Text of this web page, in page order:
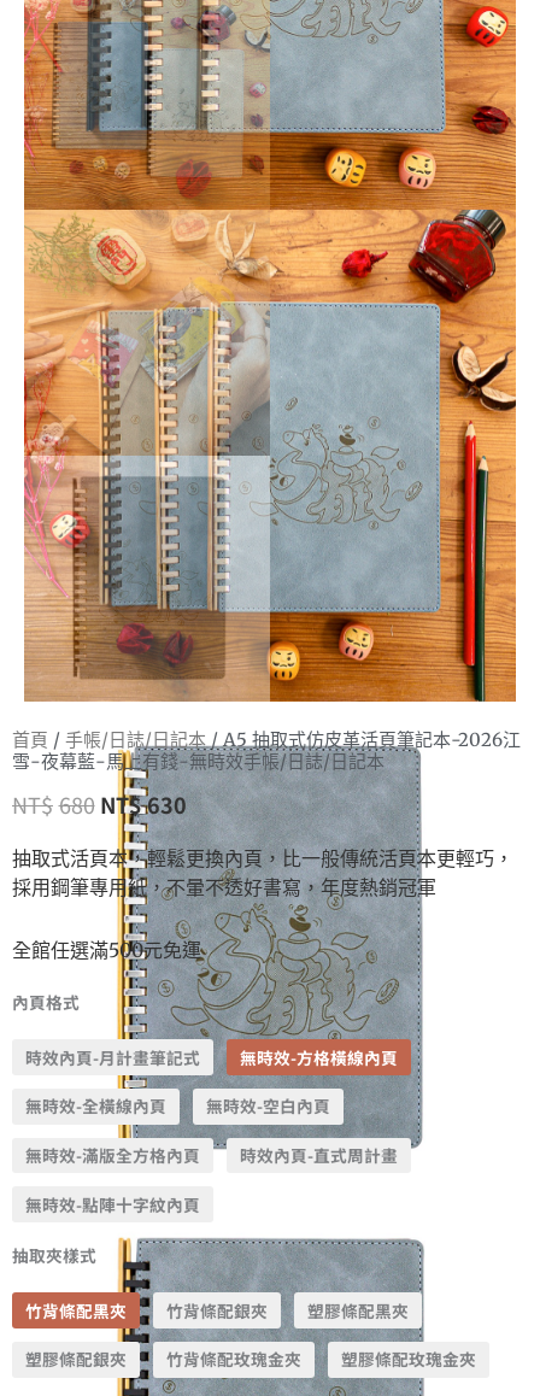
首頁 / 手帳/日誌/日記本/ A5 抽取式仿皮革活頁筆記本-2026江
雪-夜幕藍-馬上有錢-無時效手帳/日誌/日記本
NT$680 NT$630
抽取式活頁本，輕鬆更換內頁，比一般傳統活頁本更輕巧，
採用鋼筆專用紙，不暈不透好書寫，年度熱銷冠軍
全館任選滿500元免運
內頁格式
時效內頁-月計畫筆記式 無時效-方格橫線內頁
無時效-全橫線內頁 無時效-空白內頁
無時效-滿版全方格內頁 時效內頁-直式周計畫
無時效-點陣十字紋內頁
抽取夾樣式
竹背條配黑夾 竹背條配銀夾 塑膠條配黑夾
塑膠條配銀夾 竹背條配玫瑰金夾 塑膠條配玫瑰金夾